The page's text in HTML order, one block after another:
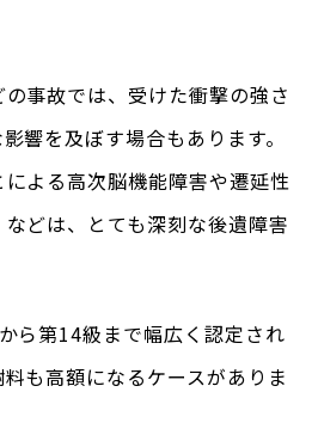
事故では、受けた衝撃の強さ
響を及ぼす場合もあります。
よる高次脳機能障害や遷延性
どは、とても深刻な後遺障害
ら第14級まで幅広く認定され
も高額になるケースがありま